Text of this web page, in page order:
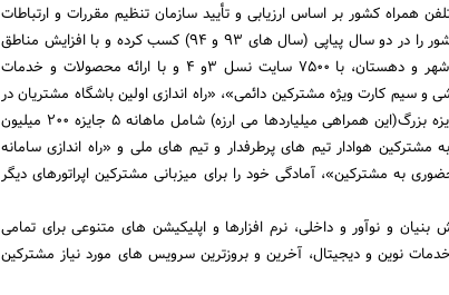
همراه کشور بر اساس ارزیابی و تأیید سازمان تنظیم مقررات و ارتباطات
رادیویی، رتبه نخست اپراتورهای تلفن همراه کشور را در دو سال پیاپی (سال های 93 و 94) کسب کرده و با افزایش مناطق
تحت پوشش اینترنت پرسرعت خود به 1140 شهر و دهستان، با 7500 سایت نسل 3و 4 و با ارائه محصولات و خدمات
کارت ویژه مشترکین دائمی»، «راه اندازی اولین باشگاه مشتریان در
بخش اپراتوری تلفن همراه»، «ارائه کمپین جایزه بزرگ(این همراهی میلیاردها می ارزه) شامل ماهانه 5 جایزه 200 میلیون
هوادار تیم های پرطرفدار و تیم های ملی و «راه اندازی سامانه
به مشترکین»، آمادگی خود را برای میزبانی مشترکین اپراتورهای دیگر
و نوآور و داخلی، نرم افزارها و اپلیکیشن های متنوعی برای تمامی
نوین و دیجیتال، آخرین و بروزترین سرویس های مورد نیاز مشترکین